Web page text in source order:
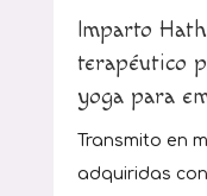
Imparto
terapéutico
yoga para
Transmito en
adquiridas